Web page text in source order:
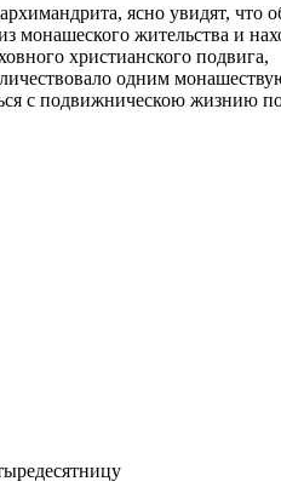
ясно увидят, что
монашеского жительства и
христианского подвига,
одним
с подвижническою жизнию